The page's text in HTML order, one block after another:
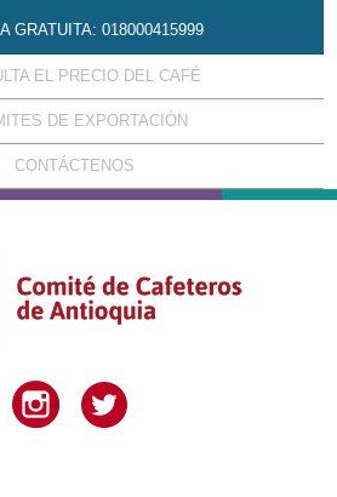
GRATUITA: 018000415999
EL PRECIO DEL CAFÉ
DE EXPORTACIÓN
CONTÁCTENOS